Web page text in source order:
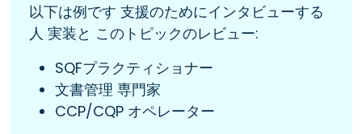
以下は例です 支援のためにインタビューする
人 実装と このトピックのレビュー:
SQFプラクティショナー
文書管理 専門家
CCP/CQP オペレーター